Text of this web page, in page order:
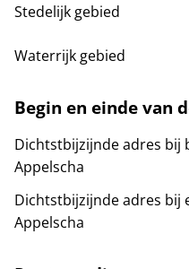
Stedelijk gebied
Waterrijk gebied
Begin en einde van
Dichtstbijzijnde adres bij
Appelscha
Dichtstbijzijnde adres bij
Appelscha